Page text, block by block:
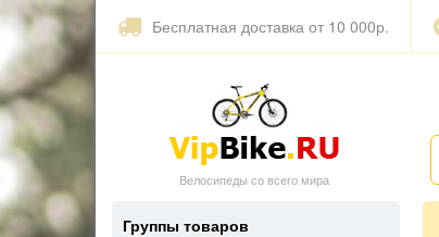
Бесплатная доставка от 10 000р.
Велосипеды со всего мира
Группы товаров